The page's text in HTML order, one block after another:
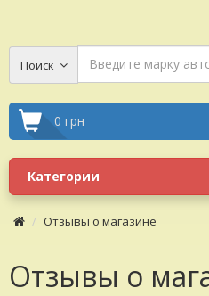
Поиск
0 грн
Категории
Отзывы о магазине
Отзывы о